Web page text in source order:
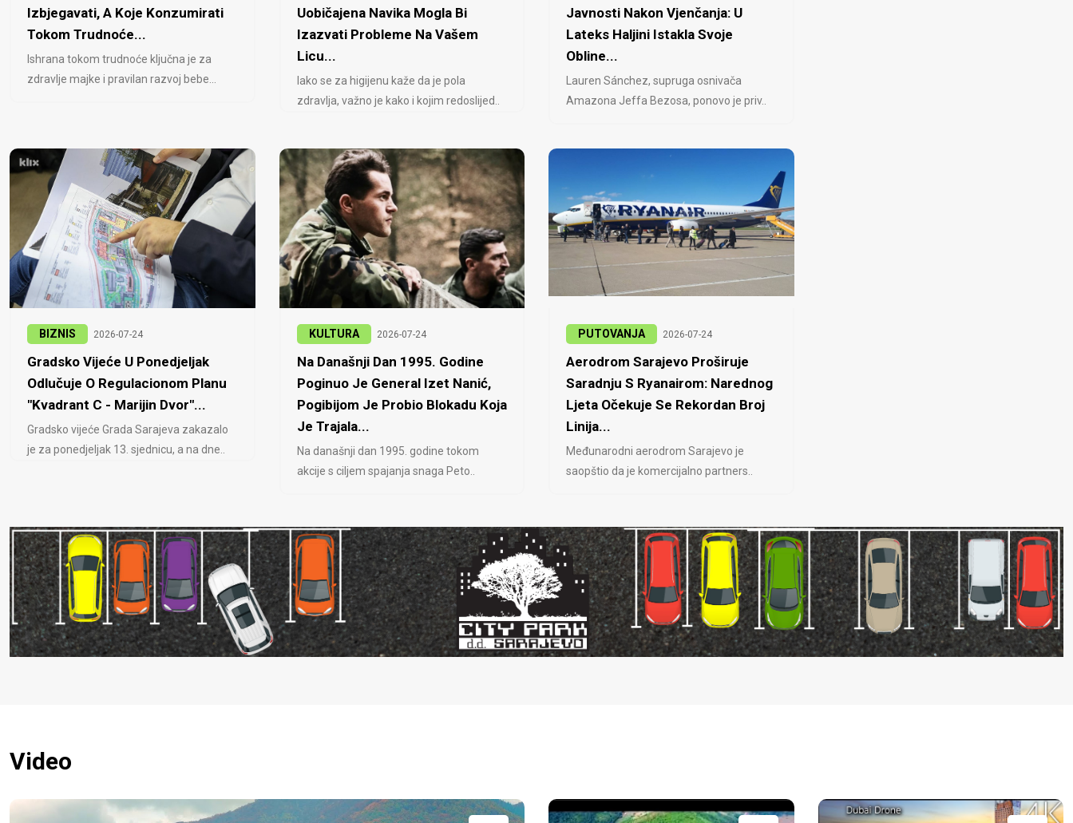
Izbjegavati, A Koje Konzumirati
Tokom Trudnoće...
Ishrana tokom trudnoće ključna je za
zdravlje majke i pravilan razvoj bebe...
Uobičajena Navika Mogla Bi
Izazvati Probleme Na Vašem
Licu...
Iako se za higijenu kaže da je pola
zdravlja, važno je kako i kojim redoslijed..
Javnosti Nakon Vjenčanja: U
Lateks Haljini Istakla Svoje
Obline...
Lauren Sánchez, supruga osnivača
Amazona Jeffa Bezosa, ponovo je priv..
BIZNIS 2026-07-24
Gradsko Vijeće U Ponedjeljak
Odlučuje O Regulacionom Planu
"Kvadrant C - Marijin Dvor"...
Gradsko vijeće Grada Sarajeva zakazalo
je za ponedjeljak 13. sjednicu, a na dne..
KULTURA 2026-07-24
Na Današnji Dan 1995. Godine
Poginuo Je General Izet Nanić,
Pogibijom Je Probio Blokadu Koja
Je Trajala...
Na današnji dan 1995. godine tokom
akcije s ciljem spajanja snaga Peto..
PUTOVANJA 2026-07-24
Aerodrom Sarajevo Proširuje
Saradnju S Ryanairom: Narednog
Ljeta Očekuje Se Rekordan Broj
Linija...
Međunarodni aerodrom Sarajevo je
saopštio da je komercijalno partners..
Video